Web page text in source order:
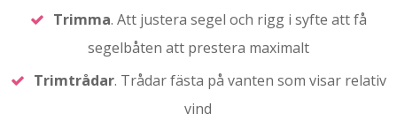
Trimma. Att justera segel och rigg i syfte att få
segelbåten att prestera maximalt
Trimtrådar. Trådar fästa på vanten som visar relativ
vind